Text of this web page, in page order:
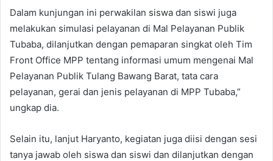
Dalam kunjungan ini perwakilan siswa dan siswi juga
melakukan simulasi pelayanan di Mal Pelayanan Publik
Tubaba, dilanjutkan dengan pemaparan singkat oleh Tim
Front Office MPP tentang informasi umum mengenai Mal
Pelayanan Publik Tulang Bawang Barat, tata cara
pelayanan, gerai dan jenis pelayanan di MPP Tubaba,”
ungkap dia.
Selain itu, lanjut Haryanto, kegiatan juga diisi dengan sesi
tanya jawab oleh siswa dan siswi dan dilanjutkan dengan